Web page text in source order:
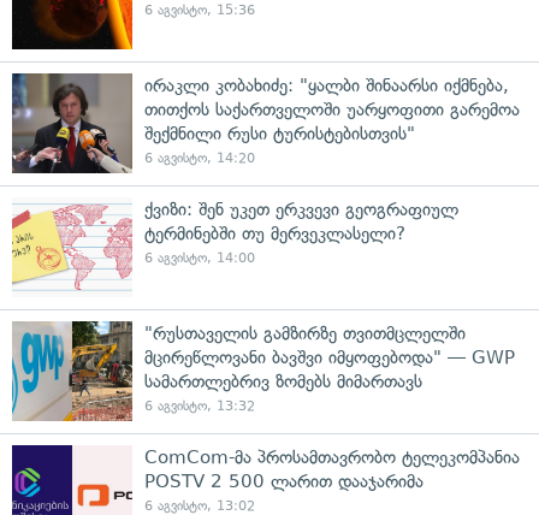
6 აგვისტო, 15:36
ირაკლი კობახიძე: "ყალბი შინაარსი იქმნება,
თითქოს საქართველოში უარყოფითი გარემოა
შექმნილი რუსი ტურისტებისთვის"
6 აგვისტო, 14:20
ქვიზი: შენ უკეთ ერკვევი გეოგრაფიულ
ტერმინებში თუ მერვეკლასელი?
6 აგვისტო, 14:00
"რუსთაველის გამზირზე თვითმცლელში
მცირეწლოვანი ბავშვი იმყოფებოდა" — GWP
სამართლებრივ ზომებს მიმართავს
6 აგვისტო, 13:32
ComCom-მა პროსამთავრობო ტელეკომპანია
POSTV 2 500 ლარით დააჯარიმა
6 აგვისტო, 13:02